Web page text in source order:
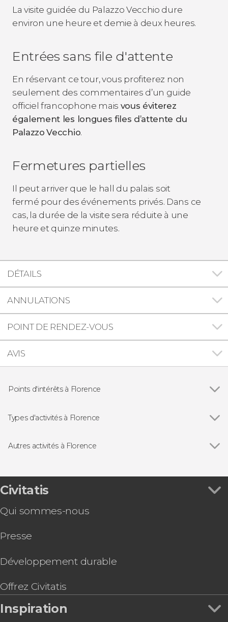
La visite guidée du Palazzo Vecchio dure
environ une heure et demie à deux heures.
Entrées sans file d'attente
En réservant ce tour, vous profiterez non
seulement des commentaires d’un guide
officiel francophone mais vous éviterez
également les longues files d’attente du
Palazzo Vecchio.
Fermetures partielles
Il peut arriver que le hall du palais soit
fermé pour des événements privés. Dans ce
cas, la durée de la visite sera réduite à une
heure et quinze minutes.
DÉTAILS
ANNULATIONS
POINT DE RENDEZ-VOUS
AVIS
Points d'intérêts à Florence
Ponte Vecchio
Galerie de l'Académie de Florence
Types d'activités à Florence
Excursions d'une journée depuis Florence
Autres activités à Florence
Jeu de piste : La Florence de Michel-Ange
Billet pour le Leonardo Interactive Museum®
Bus touristique de Florence
Offre : Florence + Galerie des Offices + Académie
Billets pour la cathédrale de Florence : Coupole,
Visite du Baptistère et du Musée du Duomo + le
Clocher de Giotto
Civitatis
Qui sommes-nous
Presse
Développement durable
Offrez Civitatis
Inspiration